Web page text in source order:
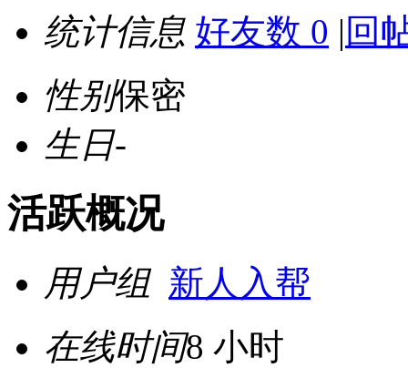
统计信息 好友数 0 | 回
性别保密
生日-
活跃概况
用户组 新人入帮
在线时间8 小时